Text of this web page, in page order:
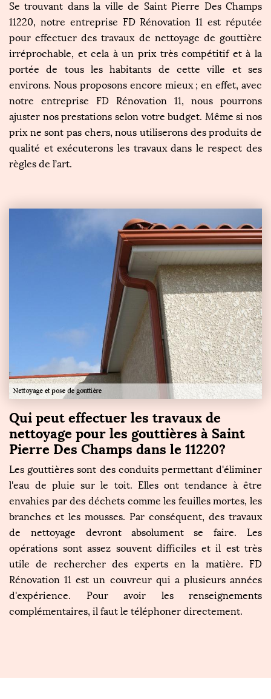
Se trouvant dans la ville de Saint Pierre Des Champs
11220, notre entreprise FD Rénovation 11 est réputée
pour effectuer des travaux de nettoyage de gouttière
irréprochable, et cela à un prix très compétitif et à la
portée de tous les habitants de cette ville et ses
environs. Nous proposons encore mieux ; en effet, avec
notre entreprise FD Rénovation 11, nous pourrons
ajuster nos prestations selon votre budget. Même si nos
prix ne sont pas chers, nous utiliserons des produits de
qualité et exécuterons les travaux dans le respect des
règles de l’art.
Qui peut effectuer les travaux de
nettoyage pour les gouttières à Saint
Pierre Des Champs dans le 11220?
Les gouttières sont des conduits permettant d'éliminer
l'eau de pluie sur le toit. Elles ont tendance à être
envahies par des déchets comme les feuilles mortes, les
branches et les mousses. Par conséquent, des travaux
de nettoyage devront absolument se faire. Les
opérations sont assez souvent difficiles et il est très
utile de rechercher des experts en la matière. FD
Rénovation 11 est un couvreur qui a plusieurs années
d'expérience. Pour avoir les renseignements
complémentaires, il faut le téléphoner directement.